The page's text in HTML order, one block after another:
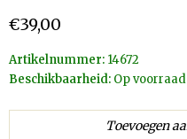
€39,00
Artikelnummer: 14672
Beschikbaarheid: Op voorraad